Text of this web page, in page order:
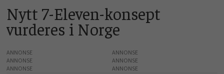
Nytt 7-Eleven-konsept
vurderes i Norge
ANNONSE
ANNONSE
ANNONSE